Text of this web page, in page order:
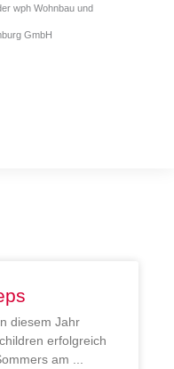
wph Wohnbau und
GmbH
diesem Jahr
erfolgreich
am